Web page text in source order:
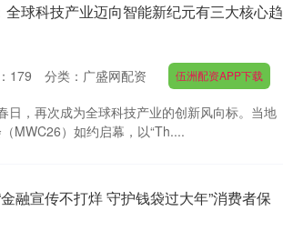
球科技产业迈向智能新纪元有三大核心趋
179 分类： 广盛网配资 伍洲配资APP下载
日，再次成为全球科技产业的创新风向标。当地
MWC26）如约启幕，以“Th....
融宣传不打烊 守护钱袋过大年”消费者保